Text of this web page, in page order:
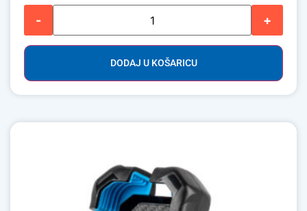
- +
DODAJ U KOŠARICU